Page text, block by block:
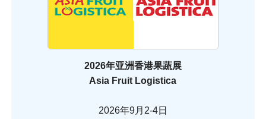
2026年亚洲香港果蔬展
Asia Fruit Logistica
2026年9月2-4日